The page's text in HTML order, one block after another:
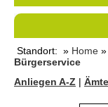
Standort: » Home »
Bürgerservice
Anliegen A-Z |